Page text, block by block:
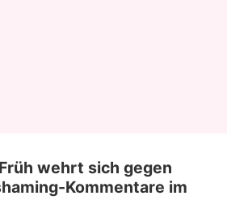
wehrt sich gegen
Kommentare im